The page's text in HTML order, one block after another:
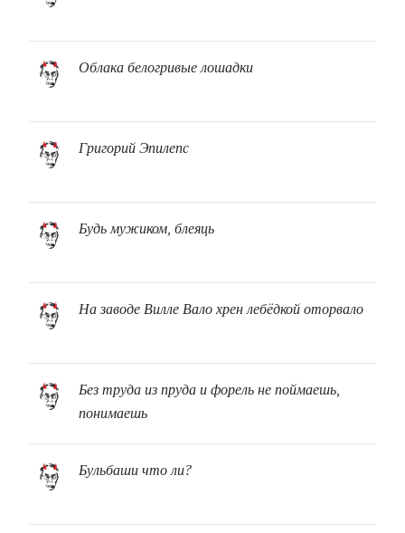
Облака белогривые лошадки
Григорий Эпилепс
Будь мужиком, блеяць
На заводе Вилле Вало хрен лебёдкой оторвало
Без труда из пруда и форель не поймаешь,
понимаешь
Бульбаши что ли?